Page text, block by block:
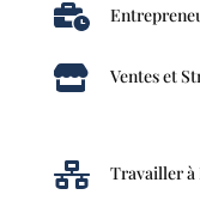

 Ventes et
 Travailler à